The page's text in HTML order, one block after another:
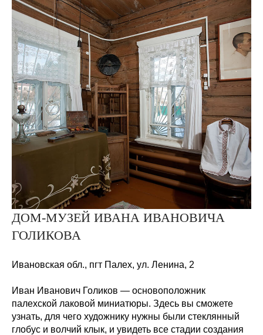
ДОМ-МУЗЕЙ ИВАНА ИВАНОВИЧА
ГОЛИКОВА
Ивановская обл., пгт Палех, ул. Ленина, 2
Иван Иванович Голиков — основоположник
палехской лаковой миниатюры. Здесь вы сможете
узнать, для чего художнику нужны были стеклянный
глобус и волчий клык, и увидеть все стадии создания